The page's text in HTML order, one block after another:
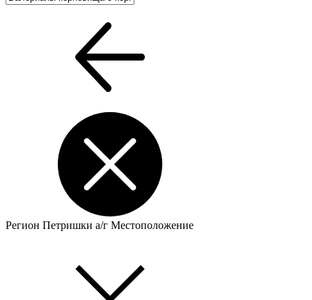
Регион Петришки а/г Местоположение